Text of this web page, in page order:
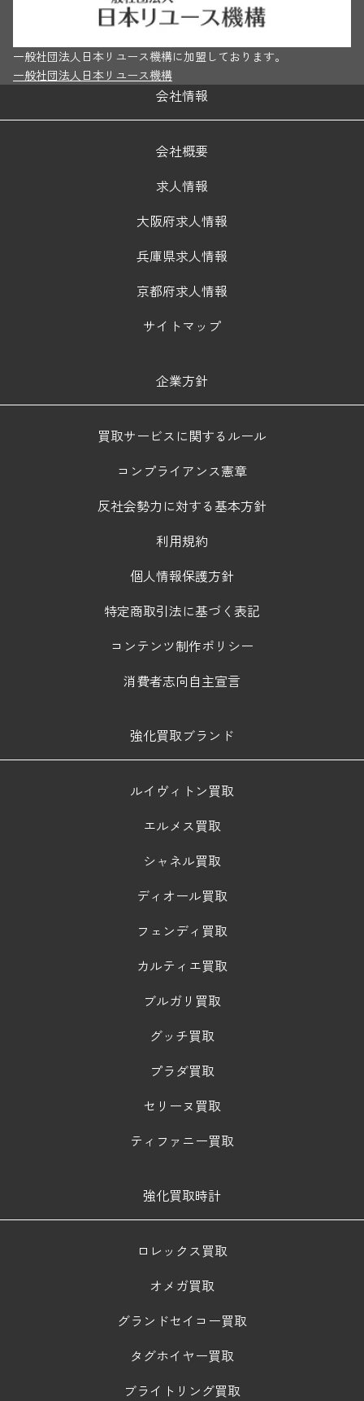
一般社団法人日本リユース機構に加盟しております。
一般社団法人日本リユース機構
会社情報
会社概要
求人情報
大阪府求人情報
兵庫県求人情報
京都府求人情報
サイトマップ
企業方針
買取サービスに関するルール
コンプライアンス憲章
反社会勢力に対する基本方針
利用規約
個人情報保護方針
特定商取引法に基づく表記
コンテンツ制作ポリシー
消費者志向自主宣言
強化買取ブランド
ルイヴィトン買取
エルメス買取
シャネル買取
ディオール買取
フェンディ買取
カルティエ買取
ブルガリ買取
グッチ買取
プラダ買取
セリーヌ買取
ティファニー買取
強化買取時計
ロレックス買取
オメガ買取
グランドセイコー買取
タグホイヤー買取
ブライトリング買取